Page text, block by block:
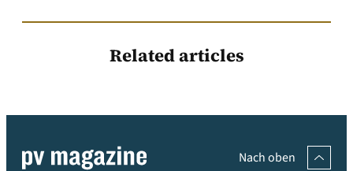
Related articles
Nach oben